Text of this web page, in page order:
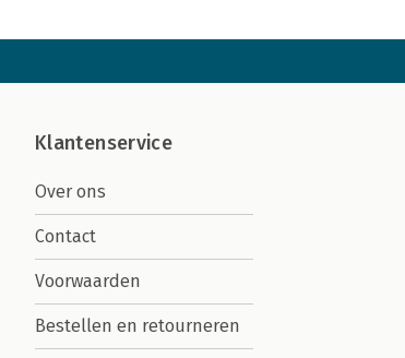
Klantenservice
Over ons
Contact
Voorwaarden
Bestellen en retourneren